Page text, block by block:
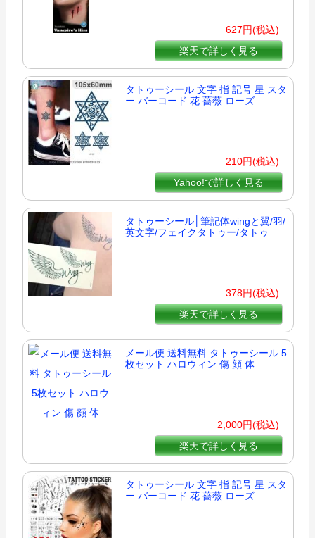
627円(税込)
楽天で詳しく見る
タトゥーシール 文字 指 記号 星 スタ
ー バーコード 花 薔薇 ローズ
210円(税込)
Yahoo!で詳しく見る
タトゥーシール│筆記体wingと翼/羽/
英文字/フェイクタトゥー/タトゥ
378円(税込)
楽天で詳しく見る
メール便 送料無料 タトゥーシール 5
枚セット ハロウィン 傷 顔 体
2,000円(税込)
楽天で詳しく見る
タトゥーシール 文字 指 記号 星 スタ
ー バーコード 花 薔薇 ローズ